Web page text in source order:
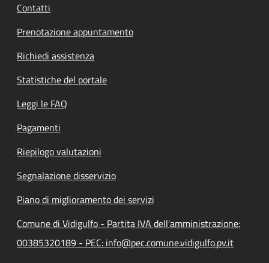
Contatti
Prenotazione appuntamento
Richiedi assistenza
Statistiche del portale
Leggi le FAQ
Pagamenti
Riepilogo valutazioni
Segnalazione disservizio
Piano di miglioramento dei servizi
Comune di Vidigulfo - Partita IVA dell'amministrazione:
00385320189 - PEC: info@pec.comune.vidigulfo.pv.it